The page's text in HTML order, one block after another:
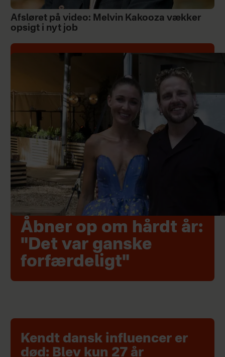
Afsløret på video: Melvin Kakooza vækker
opsigt i nyt job
Åbner op om hårdt år:
"Det var ganske
forfærdeligt"
Kendt dansk influencer er
død: Blev kun 27 år